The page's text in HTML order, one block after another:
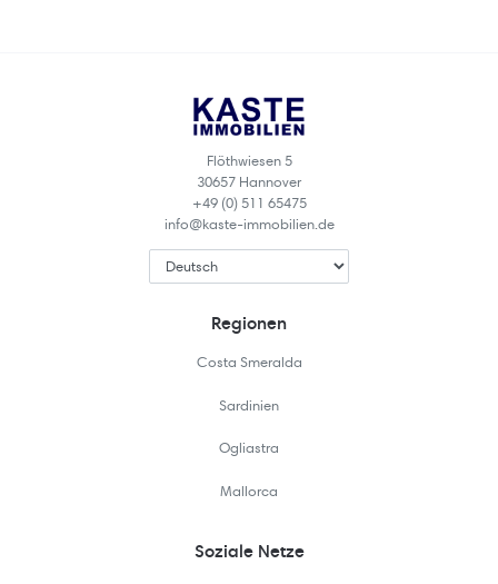
Flöthwiesen 5
30657 Hannover
+49 (0) 511 65475
info@kaste-immobilien.de
Regionen
Costa Smeralda
Sardinien
Ogliastra
Mallorca
Soziale Netze